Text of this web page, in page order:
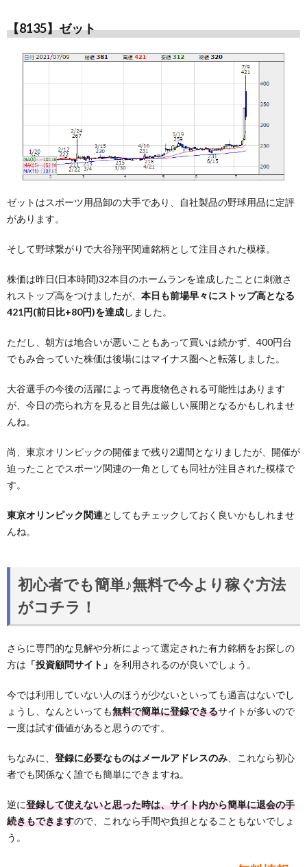
【8135】ゼット
ゼットはスポーツ用品卸の大手であり、自社製品の野球用品に定評
があります。
そして野球繋がりで大谷翔平関連銘柄として注目された模様。
株価は昨日(日本時間)32本目のホームランを達成したことに刺激さ
れストップ高をつけましたが、 本日も前場早々にストップ高となる
421円(前日比+80円)を達成しました。
ただし、朝方は地合いが悪いこともあって買いは続かず、400円台
でもみ合っていた株価は後場にはマイナス圏へと転落しました。
大谷選手の今後の活躍によって再度物色される可能性はあります
が、今日の売られ方を見ると目先は厳しい展開となるかもしれませ
んね。
尚、東京オリンピックの開催まで残り2週間となりましたが、開催が
迫ったことでスポーツ関連の一角としても同社が注目された模様で
す。
東京オリンピック関連としてもチェックしておく良いかもしれませ
んね。
初心者でも簡単♪無料で今より稼ぐ方法
がコチラ！
さらに専門的な見解や分析によって選定された有力銘柄をお探しの
方は 「投資顧問サイト」 を利用されるのが良いでしょう。
今では利用していない人のほうが少ないといっても過言はないでし
ょうし、なんといっても無料で簡単に登録できるサイトが多いので
一度は試す価値があると思うのです。
ちなみに、 登録に必要なものはメールアドレスのみ 、これなら初心
者でも関係なく誰でも簡単にできますね。
逆に登録して使えないと思った時は、サイト内から簡単に退会の手
続きもできますので、これなら手間や負担となることもないでしょ
う。